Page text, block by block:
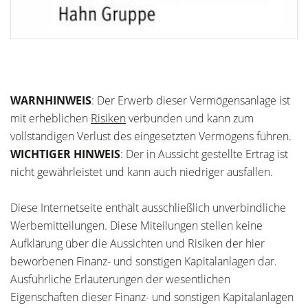
WARNHINWEIS: Der Erwerb dieser Vermögensanlage ist
mit erheblichen Risikenverbunden und kann zum
vollständigen Verlust des eingesetzten Vermögens führen.
WICHTIGER HINWEIS: Der in Aussicht gestellte Ertrag ist
nicht gewährleistet und kann auch niedriger ausfallen.
Diese Internetseite enthält ausschließlich unverbindliche
Werbemitteilungen. Diese Miteilungen stellen keine
Aufklärung über die Aussichten und Risiken der hier
beworbenen Finanz- und sonstigen Kapitalanlagen dar.
Ausführliche Erläuterungen der wesentlichen
Eigenschaften dieser Finanz- und sonstigen Kapitalanlagen